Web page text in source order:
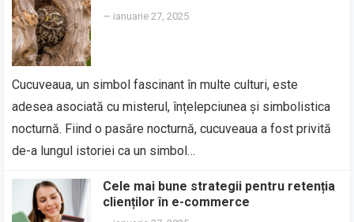
— ianuarie 27, 2025
Cucuveaua, un simbol fascinant în multe culturi, este
adesea asociată cu misterul, înțelepciunea și simbolistica
nocturnă. Fiind o pasăre nocturnă, cucuveaua a fost privită
de-a lungul istoriei ca un simbol…
Cele mai bune strategii pentru retenția
clienților în e-commerce